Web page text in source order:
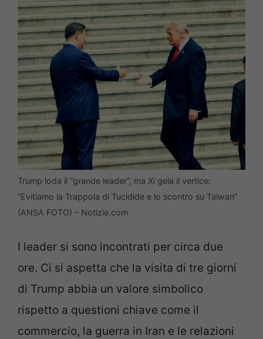
Trump loda il “grande leader”, ma Xi gela il vertice:
“Evitiamo la Trappola di Tucidide e lo scontro su Taiwan”
(ANSA FOTO) – Notizie.com
I leader si sono incontrati per circa due
ore. Ci si aspetta che la visita di tre giorni
di Trump abbia un valore simbolico
rispetto a questioni chiave come il
commercio, la guerra in Iran e le relazioni